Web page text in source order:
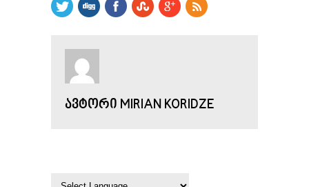
ᲐᲕᲢᲝᲠᲘ MIRIAN KORIDZE